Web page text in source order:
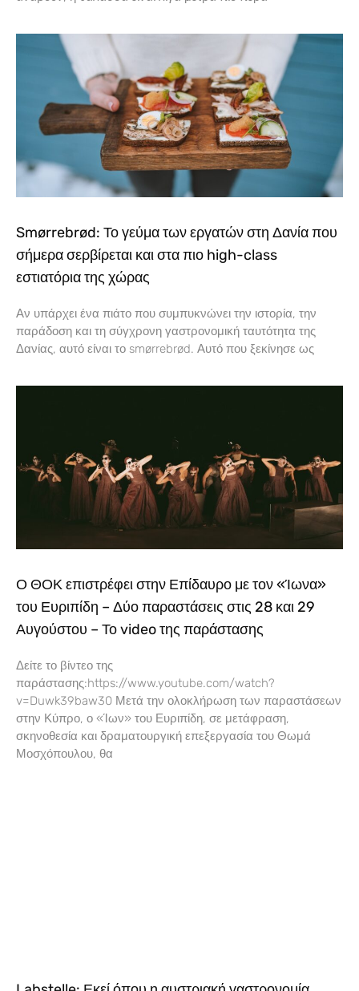
Smørrebrød: Το γεύμα των εργατών στη Δανία που
σήμερα σερβίρεται και στα πιο high-class
εστιατόρια της χώρας
Αν υπάρχει ένα πιάτο που συμπυκνώνει την ιστορία, την
παράδοση και τη σύγχρονη γαστρονομική ταυτότητα της
Δανίας, αυτό είναι το smørrebrød. Αυτό που ξεκίνησε ως
Ο ΘΟΚ επιστρέφει στην Επίδαυρο με τον «Ίωνα»
του Ευριπίδη – Δύο παραστάσεις στις 28 και 29
Αυγούστου – Το video της παράστασης
Δείτε το βίντεο της
παράστασης:https://www.youtube.com/watch?
v=Duwk39baw30 Μετά την ολοκλήρωση των παραστάσεων
στην Κύπρο, ο «Ίων» του Ευριπίδη, σε μετάφραση,
σκηνοθεσία και δραματουργική επεξεργασία του Θωμά
Μοσχόπουλου, θα